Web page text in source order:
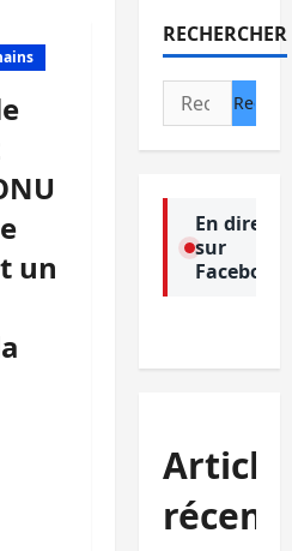
un
RECHERCHER
Rechercher :
En direct
sur
Facebook